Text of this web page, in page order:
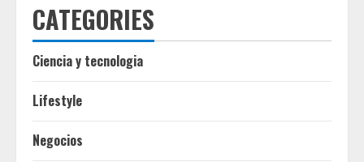
CATEGORIES
Ciencia y tecnologia
Lifestyle
Negocios